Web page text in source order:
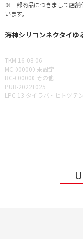
※一部商品につきまして店舗
います。
海神シリコンネクタイゆ
TKM-16-08-06
MC-000000 未設定
BC-000000 その他
PUB-20221025
LPC-13 タイラバ・ヒトツテ